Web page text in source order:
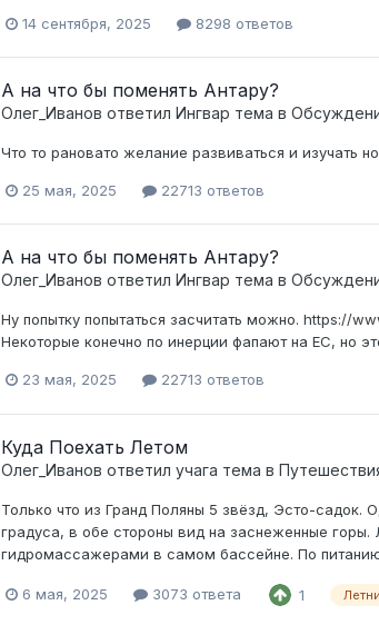
14 сентября, 2025 8298 ответов
А на что бы поменять Антару?
Олег_Иванов ответил Ингвар тема в
Что то рановато желание развиваться и изучать
25 мая, 2025 22713 ответов
А на что бы поменять Антару?
Олег_Иванов ответил Ингвар тема в
Ну попытку попытаться засчитать можно. https://
Некоторые конечно по инерции фапают на ЕС, но
23 мая, 2025 22713 ответов
Куда Поехать Летом
Олег_Иванов ответил учага тема в
Только что из Гранд Поляны 5 звёзд, Эсто-садок.
градуса, в обе стороны вид на заснеженные
гидромассажерами в самом бассейне. По питанию
6 мая, 2025 3073 ответа 1